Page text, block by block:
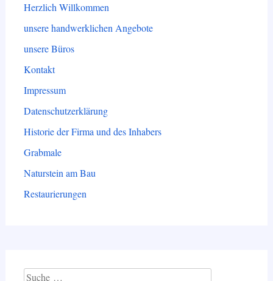
Herzlich Willkommen
unsere handwerklichen Angebote
unsere Büros
Kontakt
Impressum
Datenschutzerklärung
Historie der Firma und des Inhabers
Grabmale
Naturstein am Bau
Restaurierungen
Suche